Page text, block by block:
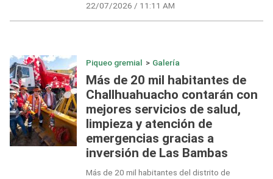
22/07/2026 / 11:11 AM
Piqueo gremial > Galería
Más de 20 mil habitantes de
Challhuahuacho contarán con
mejores servicios de salud,
limpieza y atención de
emergencias gracias a
inversión de Las Bambas
Más de 20 mil habitantes del distrito de